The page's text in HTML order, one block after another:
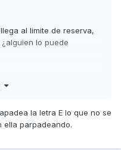
al limite de reserva,
lo puede
la letra E lo que no se
ella parpadeando.